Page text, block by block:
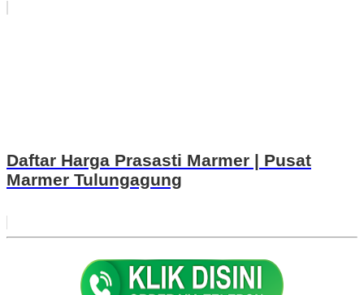
Daftar Harga Prasasti Marmer | Pusat
Marmer Tulungagung